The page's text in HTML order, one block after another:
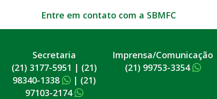
Entre em contato com a SBMFC
Secretaria
(21) 3177-5951 | (21)
98340-1338
| (21)
97103-2174
Imprensa/Comunicação
(21) 99753-3354